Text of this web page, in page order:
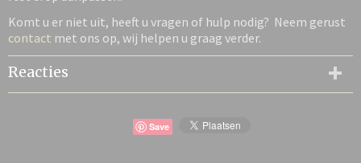
Komt u er niet uit, heeft u vragen of hulp nodig? Neem gerust
contact met ons op, wij helpen u graag verder.
Reacties
Save